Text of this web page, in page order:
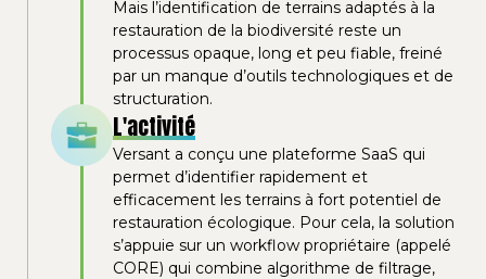
Mais l’identification de terrains adaptés à la
restauration de la biodiversité reste un
processus opaque, long et peu fiable, freiné
par un manque d’outils technologiques et de
structuration.
L'activité
Versant a conçu une plateforme SaaS qui
permet d’identifier rapidement et
efficacement les terrains à fort potentiel de
restauration écologique. Pour cela, la solution
s’appuie sur un workflow propriétaire (appelé
CORE) qui combine algorithme de filtrage,